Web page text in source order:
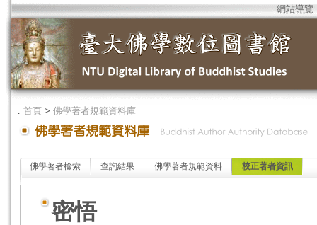
網站導覽
． 首頁 > 佛學著者規範資料庫
佛學著者檢索 查詢結果 佛學著者規範資料 校正著者資訊
密悟